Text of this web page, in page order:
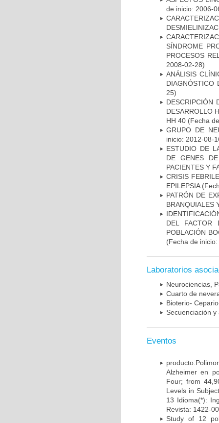
de inicio: 2006-
SÍNDROME
PROCESOS
2008-02-28)
ANÁLISIS
DIAGNÓSTICO
25)
DESCRIPCIÓN
DESARROLLO
HH 40 (Fecha
GRUPO DE
inicio: 2012-08-
ESTUDIO DE
DE GENES
PACIENTES Y
CRISIS
EPILEPSIA
PATRÓN DE
BRANQUIALES
DEL FACTOR
POBLACIÓN
(Fecha de
Laboratorios
Neurociencias,
Cuarto de
Bioterio-
Secuenciación
Eventos
Alzheimer en
Four; from
Levels in
13 Idioma(*):
Revista: 1422-
Study of 12